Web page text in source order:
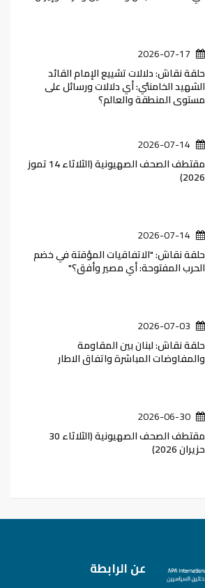
2026-07-17
حلقة نقاش: دلالات تشييع الإمام القائد
الشهيد الخامنئي: أي دلالات ورسائل على
مستوى المنطقة والعالم؟
2026-07-14
مقتطف الصحف الصهيونية (الثلاثاء 14 تموز
2026)
2026-07-14
حلقة نقاش: "الاتفاقيات المؤقتة في خضم
الحرب المفتوحة: أي مصير وأفق؟"
2026-07-03
حلقة نقاش: لبنان بين المقاومة
والمفاوضات المباشرة واتفاق الاطار
2026-06-30
مقتطف الصحف الصهيونية (الثلاثاء 30
حزيران 2026)
عن الرابطة